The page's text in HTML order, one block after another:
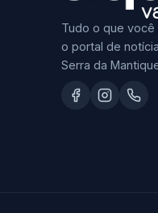
Tudo o que você
o portal de
Serra da